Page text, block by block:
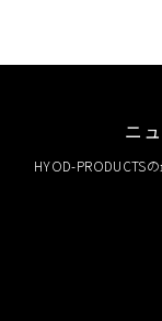
ニ
HYOD-PRODUCTS